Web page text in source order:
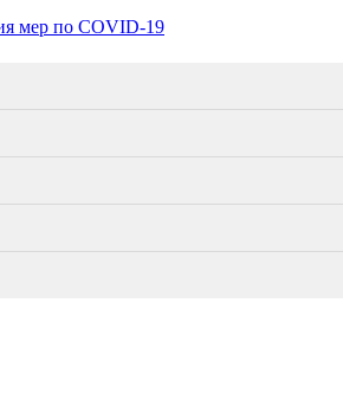
мер по COVID-19